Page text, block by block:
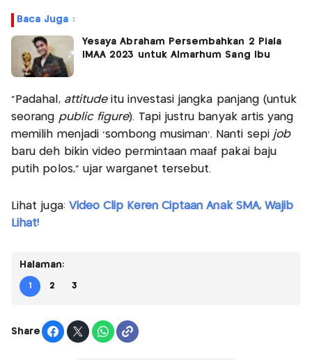
Baca Juga :
Yesaya Abraham Persembahkan 2 Piala
IMAA 2023 untuk Almarhum Sang Ibu
“Padahal, attitudeitu investasi jangka panjang (untuk
seorang public figure). Tapi justru banyak artis yang
memilih menjadi ‘sombong musiman'. Nanti sepi job
baru deh bikin video permintaan maaf pakai baju
putih polos,” ujar warganet tersebut.
Lihat juga: Video Clip Keren Ciptaan Anak SMA, Wajib
Lihat!
Halaman:
1 2 3
Share